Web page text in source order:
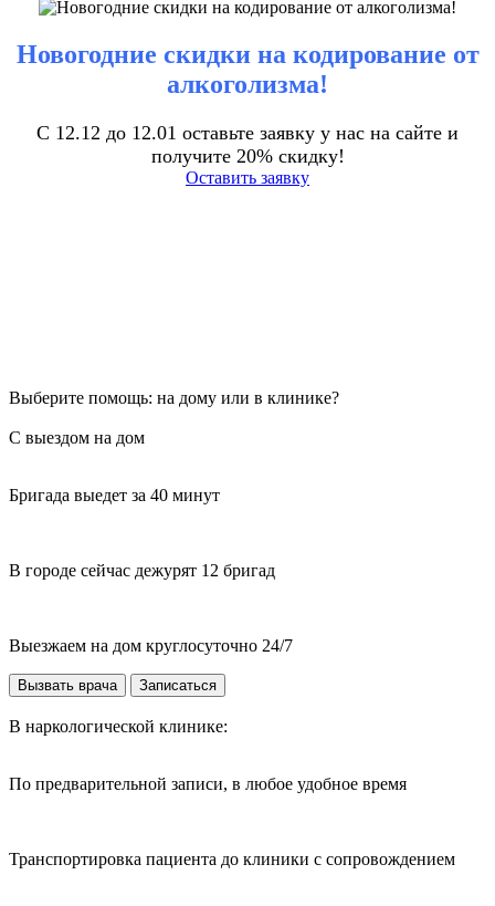
Новогодние скидки на кодирование от
алкоголизма!
С 12.12 до 12.01 оставьте заявку у нас на сайте и
получите 20% скидку!
Оставить заявку
Выберите помощь: на дому или в клинике?
С выездом на дом
Бригада выедет за 40 минут
В городе сейчас дежурят 12 бригад
Выезжаем на дом круглосуточно 24/7
Вызвать врача Записаться
В наркологической клинике:
По предварительной записи, в любое удобное время
Транспортировка пациента до клиники с сопровождением